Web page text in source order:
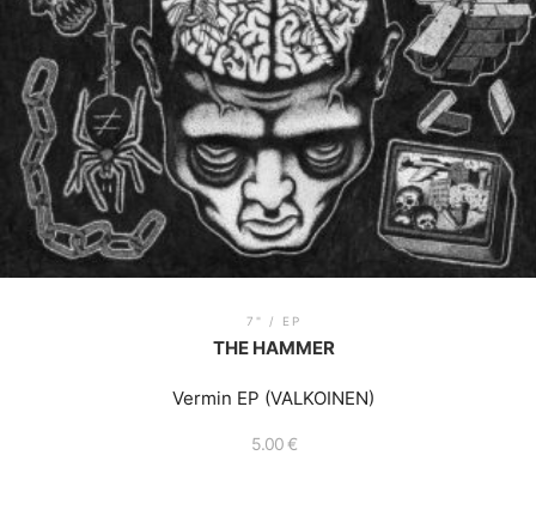
7" / EP
THE HAMMER
Vermin EP (VALKOINEN)
5.00 €